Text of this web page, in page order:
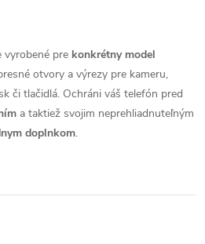
vyrobené pre konkrétny model
otvory a výrezy pre kameru,
či tlačidlá. Ochráni váš telefón pred
a taktiež svojim neprehliadnuteľným
doplnkom.